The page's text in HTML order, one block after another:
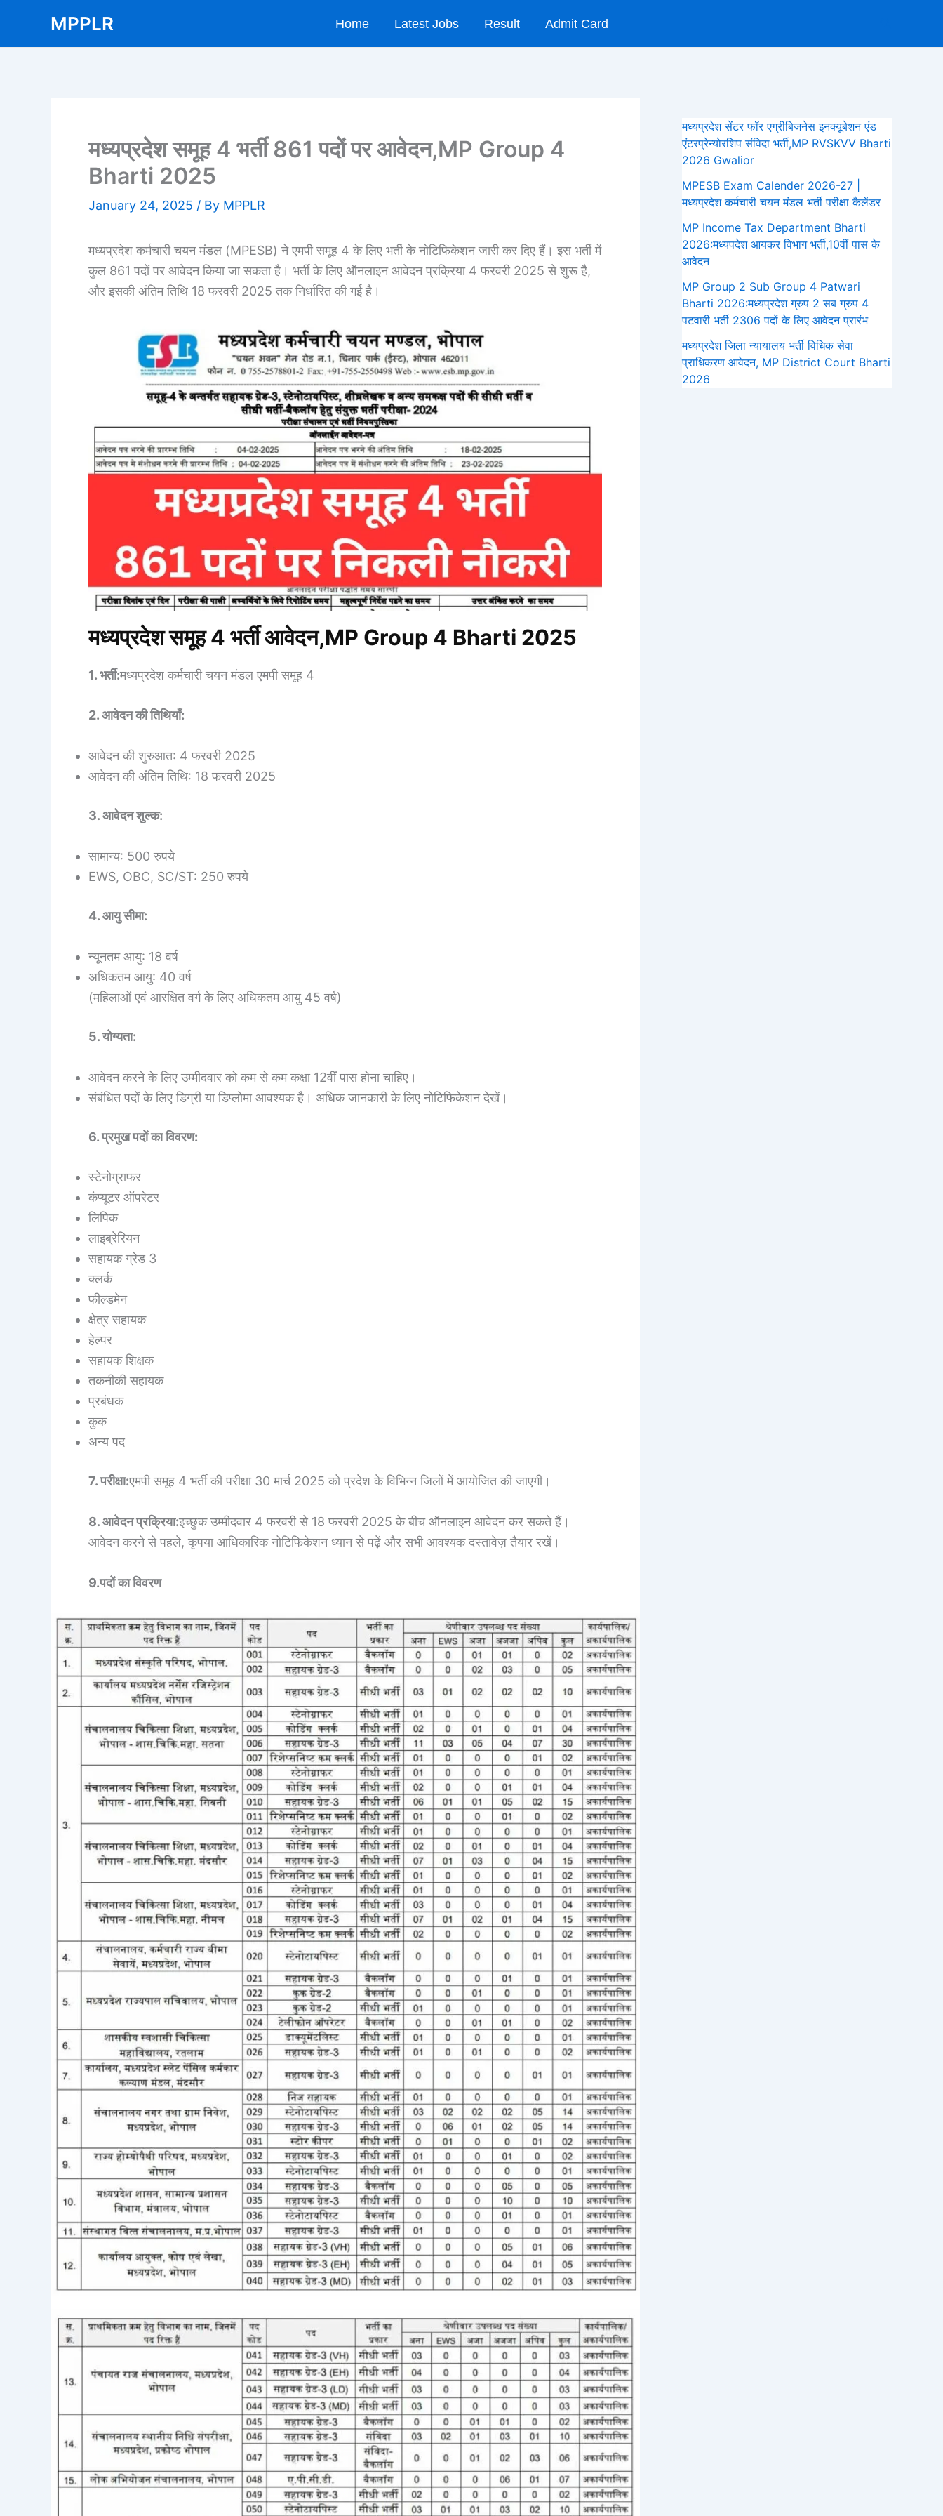
content
MPPLR Home Latest Jobs Result Admit Card
मध्यप्रदेश समूह 4 भर्ती 861 पदों पर आवेदन,MP Group 4
Bharti 2025
January 24, 2025 / By MPPLR
मध्यप्रदेश कर्मचारी चयन मंडल (MPESB) ने एमपी समूह 4 के लिए भर्ती के नोटिफिकेशन जारी कर दिए हैं। इस भर्ती में
कुल 861 पदों पर आवेदन किया जा सकता है। भर्ती के लिए ऑनलाइन आवेदन प्रक्रिया 4 फरवरी 2025 से शुरू है,
और इसकी अंतिम तिथि 18 फरवरी 2025 तक निर्धारित की गई है।
मध्यप्रदेश समूह 4 भर्ती आवेदन,MP Group 4 Bharti 2025
1. भर्ती:मध्यप्रदेश कर्मचारी चयन मंडल एमपी समूह 4
2. आवेदन की तिथियाँ:
आवेदन की शुरुआत: 4 फरवरी 2025
आवेदन की अंतिम तिथि: 18 फरवरी 2025
3. आवेदन शुल्क:
सामान्य: 500 रुपये
EWS, OBC, SC/ST: 250 रुपये
4. आयु सीमा:
न्यूनतम आयु: 18 वर्ष
अधिकतम आयु: 40 वर्ष
(महिलाओं एवं आरक्षित वर्ग के लिए अधिकतम आयु 45 वर्ष)
5. योग्यता:
आवेदन करने के लिए उम्मीदवार को कम से कम कक्षा 12वीं पास होना चाहिए।
संबंधित पदों के लिए डिग्री या डिप्लोमा आवश्यक है। अधिक जानकारी के लिए नोटिफिकेशन देखें।
6. प्रमुख पदों का विवरण:
स्टेनोग्राफर
कंप्यूटर ऑपरेटर
लिपिक
लाइब्रेरियन
सहायक ग्रेड 3
क्लर्क
फील्डमेन
क्षेत्र सहायक
हेल्पर
सहायक शिक्षक
तकनीकी सहायक
प्रबंधक
कुक
अन्य पद
7. परीक्षा:एमपी समूह 4 भर्ती की परीक्षा 30 मार्च 2025 को प्रदेश के विभिन्न जिलों में आयोजित की जाएगी।
8. आवेदन प्रक्रिया:इच्छुक उम्मीदवार 4 फरवरी से 18 फरवरी 2025 के बीच ऑनलाइन आवेदन कर सकते हैं।
आवेदन करने से पहले, कृपया आधिकारिक नोटिफिकेशन ध्यान से पढ़ें और सभी आवश्यक दस्तावेज़ तैयार रखें।
9.पदों का विवरण
मध्यप्रदेश सेंटर फॉर एग्रीबिजनेस इनक्यूबेशन एंड
एंटरप्रेन्योरशिप संविदा भर्ती,MP RVSKVV Bharti
2026 Gwalior
MPESB Exam Calender 2026-27 |
मध्यप्रदेश कर्मचारी चयन मंडल भर्ती परीक्षा कैलेंडर
MP Income Tax Department Bharti
2026:मध्‍यपदेश आयकर विभाग भर्ती,10वीं पास के
आवेदन
MP Group 2 Sub Group 4 Patwari
Bharti 2026:मध्यप्रदेश ग्रुप 2 सब ग्रुप 4
पटवारी भर्ती 2306 पदों के लिए आवेदन प्रारंभ
मध्‍यप्रदेश जिला न्यायालय भर्ती विधिक सेवा
प्राधिकरण आवेदन, MP District Court Bharti
2026